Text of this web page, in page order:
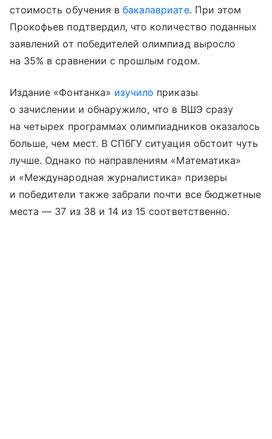
стоимость обучения вбакалавриате. При этом
Прокофьев подтвердил, что количество поданных
заявлений от победителей олимпиад выросло
на 35% в сравнении с прошлым годом.
Издание «Фонтанка» изучило приказы
о зачислении и обнаружило, что в ВШЭ сразу
на четырех программах олимпиадников оказалось
больше, чем мест. В СПбГУ ситуация обстоит чуть
лучше. Однако по направлениям «Математика»
и «Международная журналистика» призеры
и победители также забрали почти все бюджетные
места — 37 из 38 и 14 из 15 соответственно.